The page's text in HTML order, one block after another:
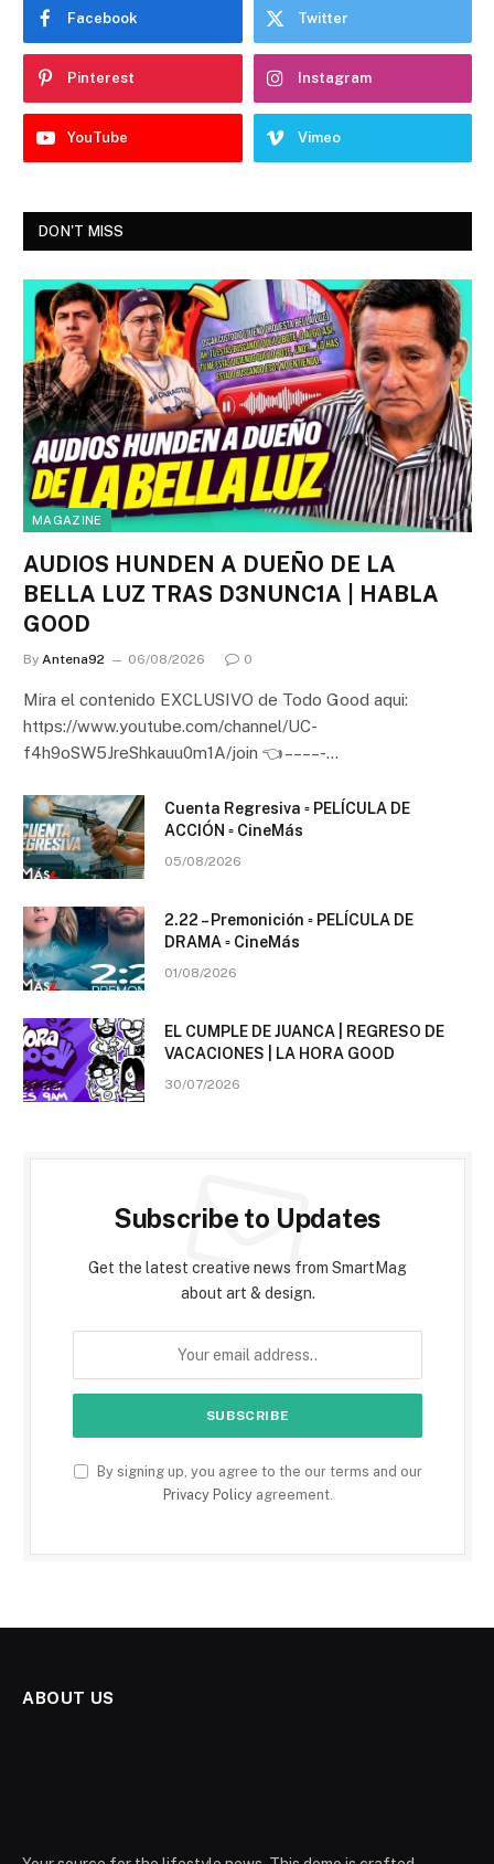
Facebook Twitter
Pinterest Instagram
YouTube Vimeo
DON'T MISS
MAGAZINE
AUDIOS HUNDEN A DUEÑO DE LA
BELLA LUZ TRAS D3NUNC1A | HABLA
GOOD
By Antena92 06/08/2026 0
Mira el contenido EXCLUSIVO de Todo Good aqui:
https://www.youtube.com/channel/UC-
f4h9oSW5JreShkauu0m1A/join 👈 – – – – -…
Cuenta Regresiva ▫️ PELÍCULA DE
ACCIÓN ▫️ CineMás
05/08/2026
2.22 – Premonición ▫️ PELÍCULA DE
DRAMA ▫️ CineMás
01/08/2026
EL CUMPLE DE JUANCA | REGRESO DE
VACACIONES | LA HORA GOOD
30/07/2026
Subscribe to Updates
Get the latest creative news from SmartMag
about art & design.
By signing up, you agree to the our terms and our
Privacy Policyagreement.
ABOUT US